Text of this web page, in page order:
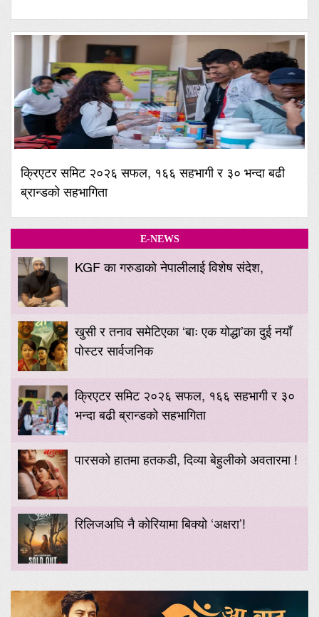
क्रिएटर समिट २०२६ सफल, १६६ सहभागी र ३० भन्दा बढी
ब्रान्डको सहभागिता
E-NEWS
KGF का गरुडाको नेपालीलाई विशेष संदेश,
खुसी र तनाव समेटिएका ‘बाः एक योद्धा’का दुई नयाँ
पोस्टर सार्वजनिक
क्रिएटर समिट २०२६ सफल, १६६ सहभागी र ३०
भन्दा बढी ब्रान्डको सहभागिता
पारसको हातमा हतकडी, दिव्या बेहुलीको अवतारमा !
रिलिजअघि नै कोरियामा बिक्यो ‘अक्षरा’!